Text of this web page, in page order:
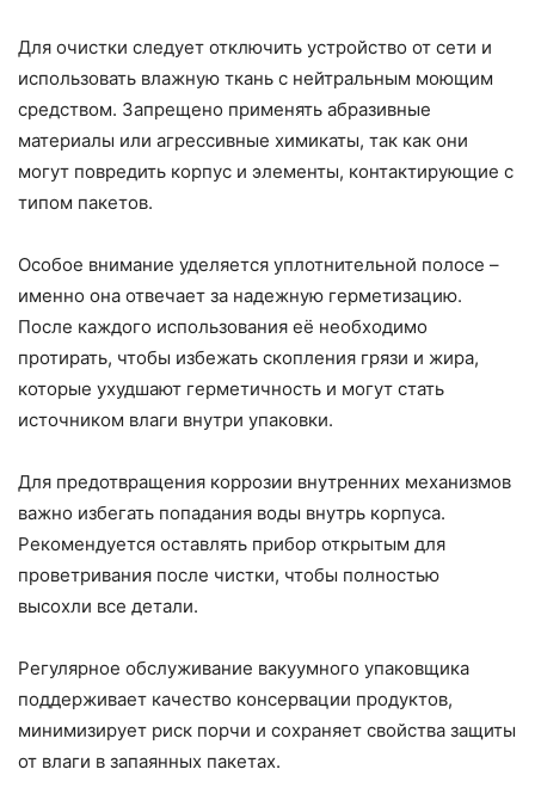
Для очистки следует отключить устройство от сети и
использовать влажную ткань с нейтральным моющим
средством. Запрещено применять абразивные
материалы или агрессивные химикаты, так как они
могут повредить корпус и элементы, контактирующие с
типом пакетов.
Особое внимание уделяется уплотнительной полосе –
именно она отвечает за надежную герметизацию.
После каждого использования её необходимо
протирать, чтобы избежать скопления грязи и жира,
которые ухудшают герметичность и могут стать
источником влаги внутри упаковки.
Для предотвращения коррозии внутренних механизмов
важно избегать попадания воды внутрь корпуса.
Рекомендуется оставлять прибор открытым для
проветривания после чистки, чтобы полностью
высохли все детали.
Регулярное обслуживание вакуумного упаковщика
поддерживает качество консервации продуктов,
минимизирует риск порчи и сохраняет свойства защиты
от влаги в запаянных пакетах.